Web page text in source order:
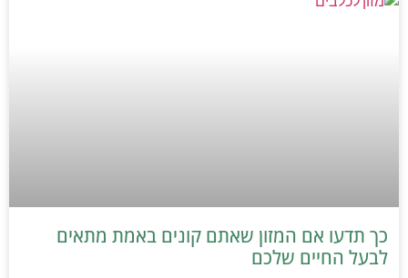
כך תדעו אם המזון שאתם קונים באמת מתאים
לבעל החיים שלכם